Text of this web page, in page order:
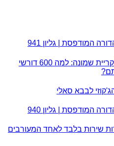
המודפסת | גליון 941
המספרים המפתיעים של קריית שמונה: למה 600 דורשי
לבבא סאלי
המודפסת | גליון 940
שירות בלבד לאחד המעורבים